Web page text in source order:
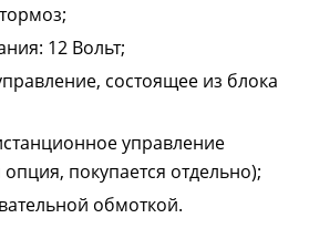
12 Вольт;
состоящее из блока
управление
покупается отдельно);
обмоткой.